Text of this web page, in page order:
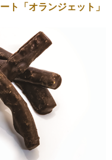
ト「オランジェット」